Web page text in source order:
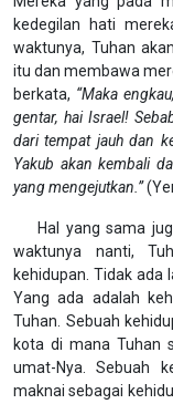
kedegilan hati
waktunya, Tuhan
itu dan membawa
berkata, “Maka
gentar, hai Israel!
dari tempat jauh dan
Yakub akan kembali
yang mengejutkan.”
Hal yang sama
waktunya nanti,
kehidupan. Tidak ada
Yang ada adalah
Tuhan. Sebuah
kota di mana Tuhan
umat-Nya. Sebuah
maknai sebagai